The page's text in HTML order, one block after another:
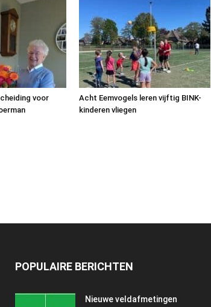
voor
Acht Eemvogels leren vijftig BINK-
kinderen vliegen
POPULAIRE BERICHTEN
Nieuwe veldafmetingen